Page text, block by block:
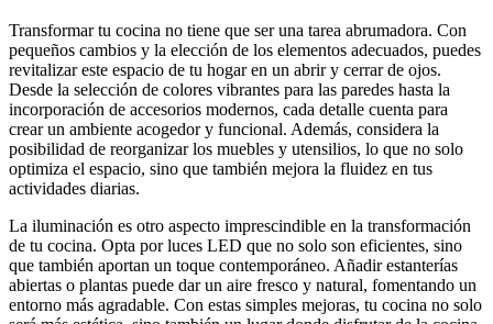
Transformar tu cocina no tiene que ser una tarea abrumadora. Con
pequeños cambios y la elección de los elementos adecuados, puedes
revitalizar este espacio de tu hogar en un abrir y cerrar de ojos.
Desde la selección de colores vibrantes para las paredes hasta la
incorporación de accesorios modernos, cada detalle cuenta para
crear un ambiente acogedor y funcional. Además, considera la
posibilidad de reorganizar los muebles y utensilios, lo que no solo
optimiza el espacio, sino que también mejora la fluidez en tus
actividades diarias.
La iluminación es otro aspecto imprescindible en la transformación
de tu cocina. Opta por luces LED que no solo son eficientes, sino
que también aportan un toque contemporáneo. Añadir estanterías
abiertas o plantas puede dar un aire fresco y natural, fomentando un
entorno más agradable. Con estas simples mejoras, tu cocina no solo